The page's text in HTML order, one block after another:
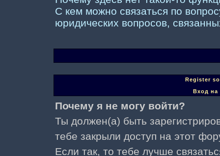
С кем можно связаться по
юридических вопросов,
Register
Вход на
Почему я не могу войти?
Ты должен(а) быть
тебе закрыли доступ на этот
Если так, то тебе лучше